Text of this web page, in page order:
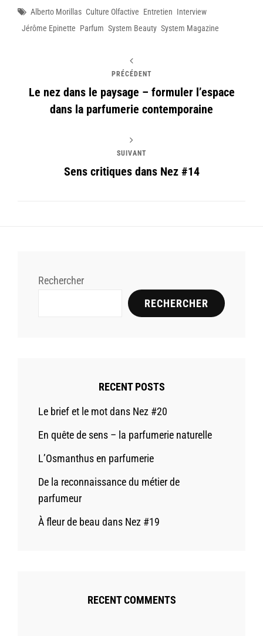
Étiquettes
Alberto Morillas Culture Olfactive Entretien Interview
Jérôme Epinette Parfum System Beauty System Magazine
PRÉCÉDENT
Le nez dans le paysage – formuler l’espace
dans la parfumerie contemporaine
SUIVANT
Sens critiques dans Nez #14
Rechercher
RECHERCHER
RECENT POSTS
Le brief et le mot dans Nez #20
En quête de sens – la parfumerie naturelle
L’Osmanthus en parfumerie
De la reconnaissance du métier de
parfumeur
À fleur de beau dans Nez #19
RECENT COMMENTS